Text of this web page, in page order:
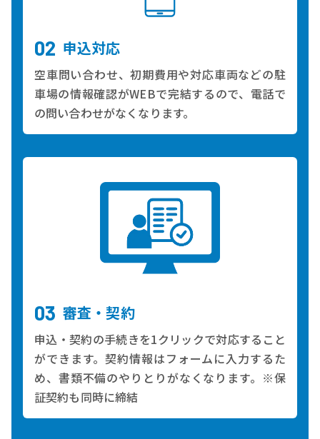
申込対応
空車問い合わせ、初期費用や対応車両などの駐
車場の情報確認がWEBで完結するので、電話で
の問い合わせがなくなります。
審査・契約
申込・契約の手続きを1クリックで対応すること
ができます。契約情報はフォームに入力するた
め、書類不備のやりとりがなくなります。 ※保
証契約も同時に締結